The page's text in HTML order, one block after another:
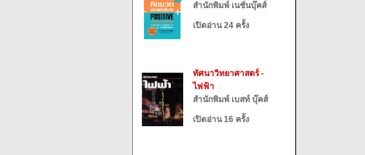
สำนักพิมพ์ เนชั่นบุ๊คส์
เปิดอ่าน 24 ครั้ง
ทัศนาวิทยาศาสตร์ -
ไฟฟ้า
สำนักพิมพ์ เบสท์ บุ๊คส์
เปิดอ่าน 16 ครั้ง